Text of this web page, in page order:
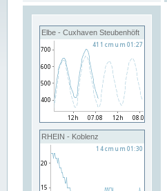
Elbe - Cuxhaven Steubenhöft
RHEIN - Koblenz